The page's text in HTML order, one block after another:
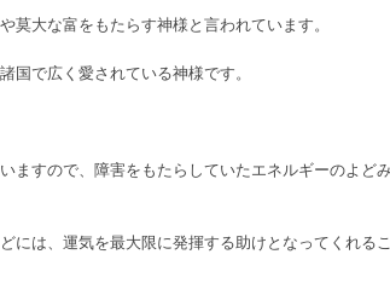
莫大な富をもたらす神様と言われています。
国で広く愛されている神様です。
ますので、障害をもたらしていたエネルギーのよど
は、運気を最大限に発揮する助けとなってくれるこ